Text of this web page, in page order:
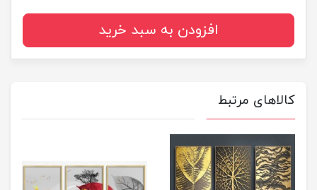
افزودن به سبد خرید
کالاهای مرتبط